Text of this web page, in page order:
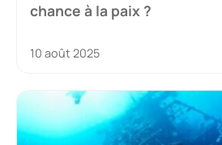
chance à la paix ?
10 août 2025